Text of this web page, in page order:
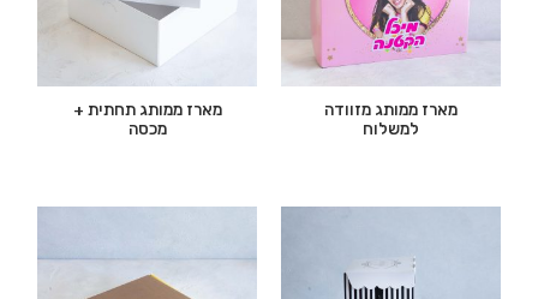
מארז ממותג מזוודה
למשלוח
מארז ממותג תחתית +
מכסה